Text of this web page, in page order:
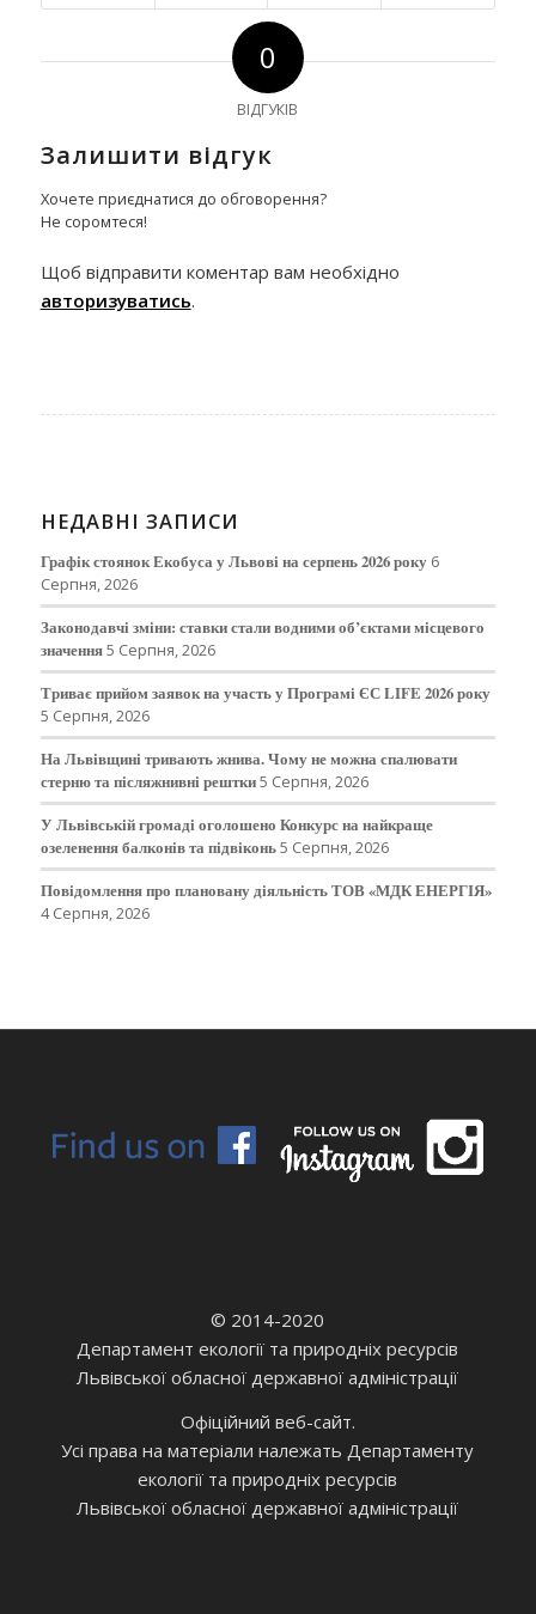
0
ВІДГУКІВ
Залишити відгук
Хочете приєднатися до обговорення?
Не соромтеся!
Щоб відправити коментар вам необхідно
авторизуватись.
НЕДАВНІ ЗАПИСИ
Графік стоянок Екобуса у Львові на серпень 2026 року 6
Серпня, 2026
Законодавчі зміни: ставки стали водними об’єктами місцевого
значення5 Серпня, 2026
Триває прийом заявок на участь у Програмі ЄС LIFE 2026 року
5 Серпня, 2026
На Львівщині тривають жнива. Чому не можна спалювати
стерню та післяжнивні рештки5 Серпня, 2026
У Львівській громаді оголошено Конкурс на найкраще
озеленення балконів та підвіконь5 Серпня, 2026
Повідомлення про плановану діяльність ТОВ «МДК ЕНЕРГІЯ»
4 Серпня, 2026
© 2014-2020
Департамент екології та природніх ресурсів
Львівської обласної державної адміністрації
Офіційний веб-сайт.
Усі права на матеріали належать Департаменту
екології та природніх ресурсів
Львівської обласної державної адміністрації